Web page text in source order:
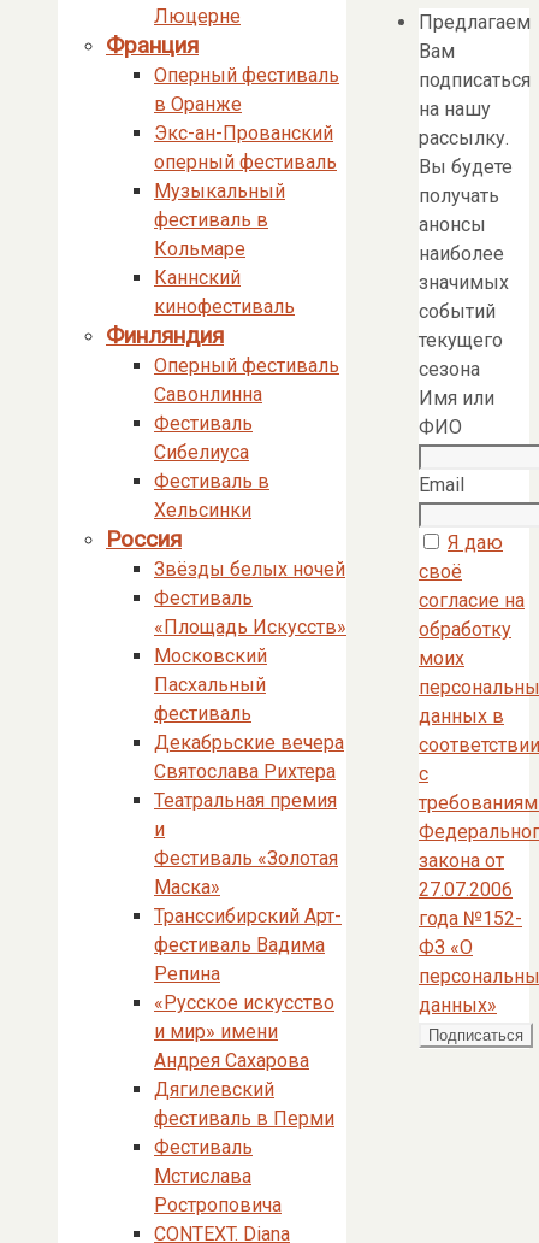
Предлагаем
Вам
подписаться
на нашу
рассылку.
Вы будете
получать
анонсы
наиболее
значимых
событий
текущего
сезона
Имя или
ФИО
Email
Я даю
своё
согласие на
обработку
моих
данных в
соответствии
с
закона от
27.07.2006
года №152-
ФЗ «О
данных»
Люцерне
Франция
Оперный фестиваль
в Оранже
Экс-ан-Прованский
оперный фестиваль
Музыкальный
фестиваль в
Кольмаре
Каннский
кинофестиваль
Финляндия
Оперный фестиваль
Савонлинна
Фестиваль
Сибелиуса
Фестиваль в
Хельсинки
Россия
Звёзды белых ночей
Фестиваль
«Площадь Искусств»
Московский
Пасхальный
фестиваль
Декабрьские вечера
Святослава Рихтера
Театральная премия
и
Фестиваль «Золотая
Маска»
Транссибирский Арт-
фестиваль Вадима
Репина
«Русское искусство
и мир» имени
Андрея Сахарова
Дягилевский
фестиваль в Перми
Фестиваль
Мстислава
Ростроповича
CONTEXT. Diana